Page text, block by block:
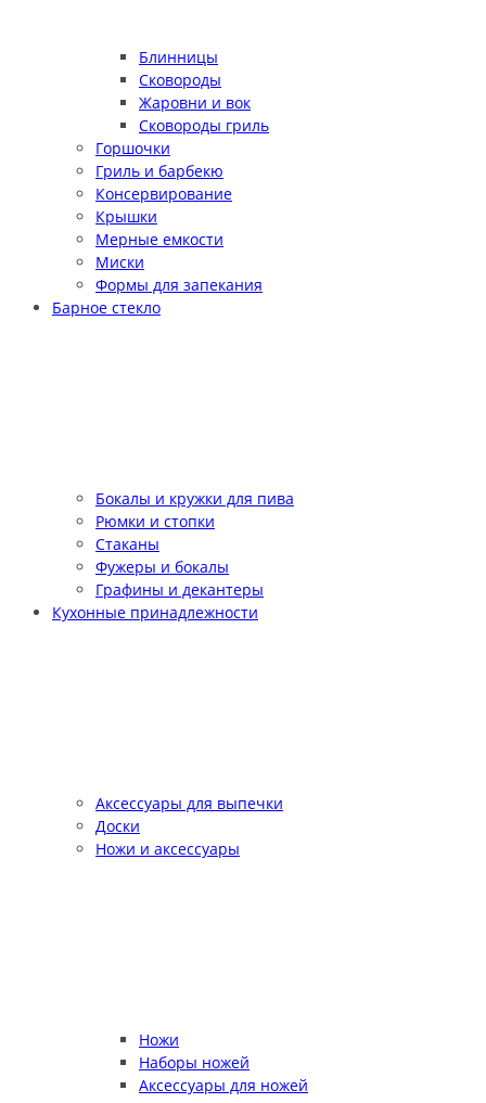
Блинницы
Сковороды
Жаровни и вок
Сковороды гриль
Горшочки
Гриль и барбекю
Консервирование
Крышки
Мерные емкости
Миски
Формы для запекания
Барное стекло
Бокалы и кружки для пива
Рюмки и стопки
Стаканы
Фужеры и бокалы
Графины и декантеры
Кухонные принадлежности
Аксессуары для выпечки
Доски
Ножи и аксессуары
Ножи
Наборы ножей
Аксессуары для ножей